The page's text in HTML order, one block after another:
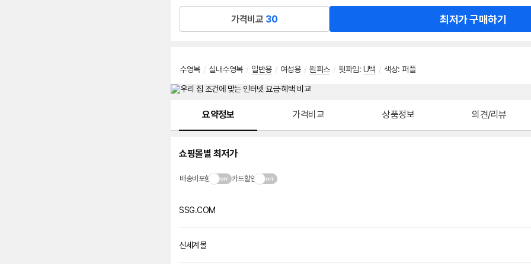
가격비교 30 최저가 구매하기
수영복 / 실내수영복 / 일반용 / 여성용 / 원피스 / 뒷파임: U백 / 색상: 퍼플
요약정보 가격비교 상품정보 의견/리뷰
쇼핑몰별 최저가
배송비포함 카드할인
SSG.COM
신세계몰